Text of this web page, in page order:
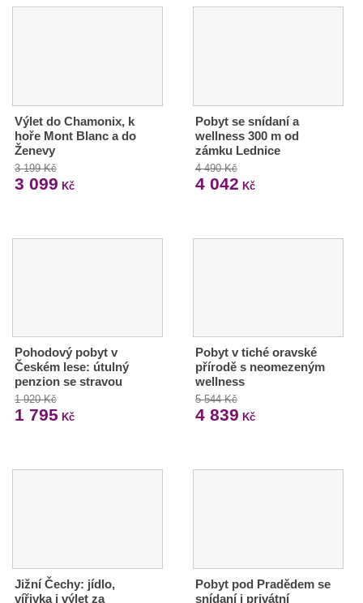
Výlet do Chamonix, k
hoře Mont Blanc a do
Ženevy
3 199 Kč
3 099 Kč
Pobyt se snídaní a
wellness 300 m od
zámku Lednice
4 490 Kč
4 042 Kč
Pohodový pobyt v
Českém lese: útulný
penzion se stravou
1 920 Kč
1 795 Kč
Pobyt v tiché oravské
přírodě s neomezeným
wellness
5 544 Kč
4 839 Kč
Jižní Čechy: jídlo,
vířivka i výlet za
Pobyt pod Pradědem se
snídaní i privátní